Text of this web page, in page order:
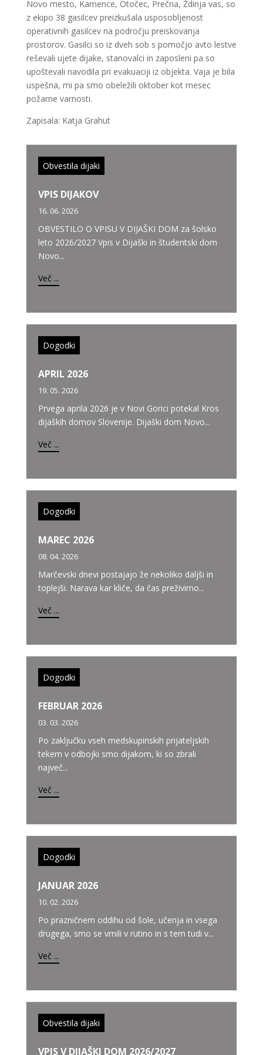
Novo mesto, Kamence, Otočec, Prečna, Ždinja vas, so
z ekipo 38 gasilcev preizkušala usposobljenost
operativnih gasilcev na področju preiskovanja
prostorov. Gasilci so iz dveh sob s pomočjo avto lestve
reševali ujete dijake, stanovalci in zaposleni pa so
upoštevali navodila pri evakuaciji iz objekta. Vaja je bila
uspešna, mi pa smo obeležili oktober kot mesec
požarne varnosti.
Zapisala: Katja Grahut
Obvestila dijaki
VPIS DIJAKOV
16. 06. 2026
OBVESTILO O VPISU V DIJAŠKI DOM za šolsko
leto 2026/2027 Vpis v Dijaški in študentski dom
Novo...
Več ...
Dogodki
APRIL 2026
19. 05. 2026
Prvega aprila 2026 je v Novi Gorici potekal Kros
dijaških domov Slovenije. Dijaški dom Novo...
Več ...
Dogodki
MAREC 2026
08. 04. 2026
Marčevski dnevi postajajo že nekoliko daljši in
toplejši. Narava kar kliče, da čas preživimo...
Več ...
Dogodki
FEBRUAR 2026
03. 03. 2026
Po zaključku vseh medskupinskih prijateljskih
tekem v odbojki smo dijakom, ki so zbrali
največ...
Več ...
Dogodki
JANUAR 2026
10. 02. 2026
Po prazničnem oddihu od šole, učenja in vsega
drugega, smo se vrnili v rutino in s tem tudi v...
Več ...
Obvestila dijaki
VPIS V DIJAŠKI DOM 2026/2027